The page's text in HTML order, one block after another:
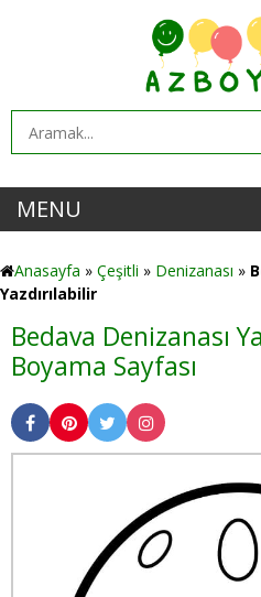
MENU
Anasayfa » Çeşitli » Denizanası »
Yazdırılabilir
Bedava Denizanası
Boyama Sayfası